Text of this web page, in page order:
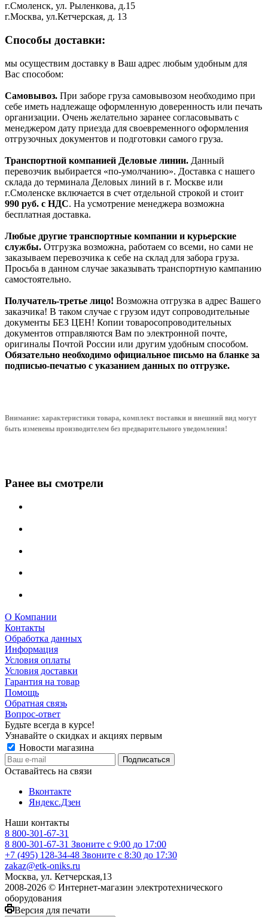
г.Смоленск, ул. Рыленкова, д.15
г.Москва, ул.Кетчерская, д. 13
Способы доставки:
мы осуществим доставку в Ваш адрес любым удобным для
Вас способом:
Самовывоз. При заборе груза самовывозом необходимо при
себе иметь надлежаще оформленную доверенность или печать
организации. Очень желательно заранее согласовывать с
менеджером дату приезда для своевременного оформления
отгрузочных документов и подготовки самого груза.
Транспортной компанией Деловые линии. Данный
перевозчик выбирается «по-умолчанию». Доставка с нашего
склада до терминала Деловых линий в г. Москве или
г.Смоленске включается в счет отдельной строкой и стоит
990 руб. с НДС. На усмотрение менеджера возможна
бесплатная доставка.
Любые другие транспортные компании и курьерские
службы. Отгрузка возможна, работаем со всеми, но сами не
заказываем перевозчика к себе на склад для забора груза.
Просьба в данном случае заказывать транспортную кампанию
самостоятельно.
Получатель-третье лицо! Возможна отгрузка в адрес Вашего
заказчика! В таком случае с грузом идут сопроводительные
документы БЕЗ ЦЕН! Копии товаросопроводительных
документов отправляются Вам по электронной почте,
оригиналы Почтой России или другим удобным способом.
Обязательно необходимо официальное письмо на бланке за
подписью-печатью с указанием данных по отгрузке.
Внимание: характеристики товара, комплект поставки и внешний вид могут
быть изменены производителем без предварительного уведомления!
Ранее вы смотрели
О Компании
Контакты
Обработка данных
Информация
Условия оплаты
Условия доставки
Гарантия на товар
Помощь
Обратная связь
Вопрос-ответ
Будьте всегда в курсе!
Узнавайте о скидках и акциях первым
Новости магазина
Оставайтесь на связи
Вконтакте
Яндекс.Дзен
Наши контакты
8 800-301-67-31
8 800-301-67-31 Звоните с 9:00 до 17:00
+7 (495) 128-34-48 Звоните с 8:30 до 17:30
zakaz@etk-oniks.ru
Москва, ул. Кетчерская,13
2008-2026 © Интернет-магазин электротехнического
оборудования
Версия для печати